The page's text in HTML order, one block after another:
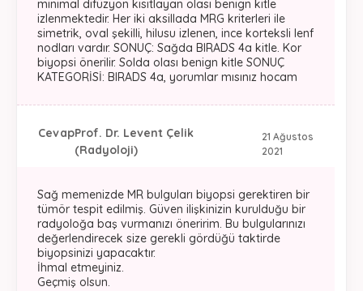
minimal difüzyon kısıtlayan olası benign kitle
izlenmektedir. Her iki aksillada MRG kriterleri ile
simetrik, oval şekilli, hilusu izlenen, ince korteksli lenf
nodları vardır. SONUÇ: Sağda BIRADS 4a kitle. Kor
biyopsi önerilir. Solda olası benign kitle SONUÇ
KATEGORİSİ: BIRADS 4a, yorumlar mısınız hocam
21 Ağustos
2021
CevapProf. Dr. Levent Çelik
(Radyoloji)
Sağ memenizde MR bulguları biyopsi gerektiren bir
tümör tespit edilmiş. Güven ilişkinizin kurulduğu bir
radyoloğa baş vurmanızı öneririm. Bu bulgularınızı
değerlendirecek size gerekli gördüğü taktirde
biyopsinizi yapacaktır.
İhmal etmeyiniz.
Geçmiş olsun.